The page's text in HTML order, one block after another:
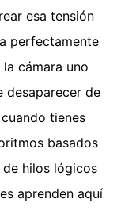
esa tensión
perfectamente
cámara uno
desaparecer de
tienes
basados
hilos lógicos
aprenden aquí